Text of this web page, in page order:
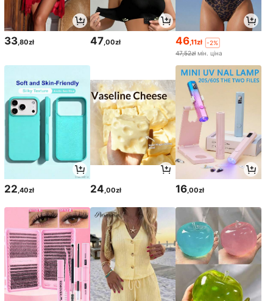
33,80zł 47,00zł 46,11zł
-2%
47,52zł мін. ціна
22,40zł 24,00zł 16,00zł